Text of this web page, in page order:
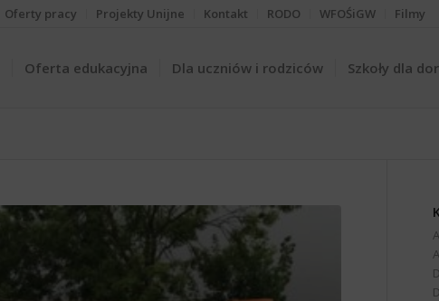
Oferty pracy Projekty Unijne Kontakt RODO WFOŚiGW Filmy
Oferta edukacyjna Dla uczniów i rodziców Szkoły dla